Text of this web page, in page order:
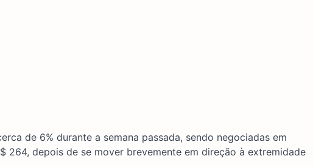
de 6% durante a semana passada, sendo negociadas em
264, depois de se mover brevemente em direção à extremidade